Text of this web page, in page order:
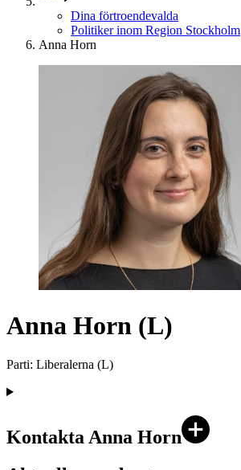
Dina förtroendevalda
Politiker inom Region Stockholm
Anna Horn
Anna Horn (L)
Parti: Liberalerna (L)
Kontakta Anna Horn